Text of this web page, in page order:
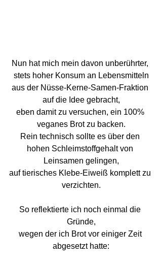
Nun hat mich mein davon unberührter,
stets hoher Konsum an Lebensmitteln
aus der Nüsse-Kerne-Samen-Fraktion
auf die Idee gebracht,
eben damit zu versuchen, ein 100%
veganes Brot zu backen.
Rein technisch sollte es über den
hohen Schleimstoffgehalt von
Leinsamen gelingen,
auf tierisches Klebe-Eiweiß komplett zu
verzichten.
So reflektierte ich noch einmal die
Gründe,
wegen der ich Brot vor einiger Zeit
abgesetzt hatte: